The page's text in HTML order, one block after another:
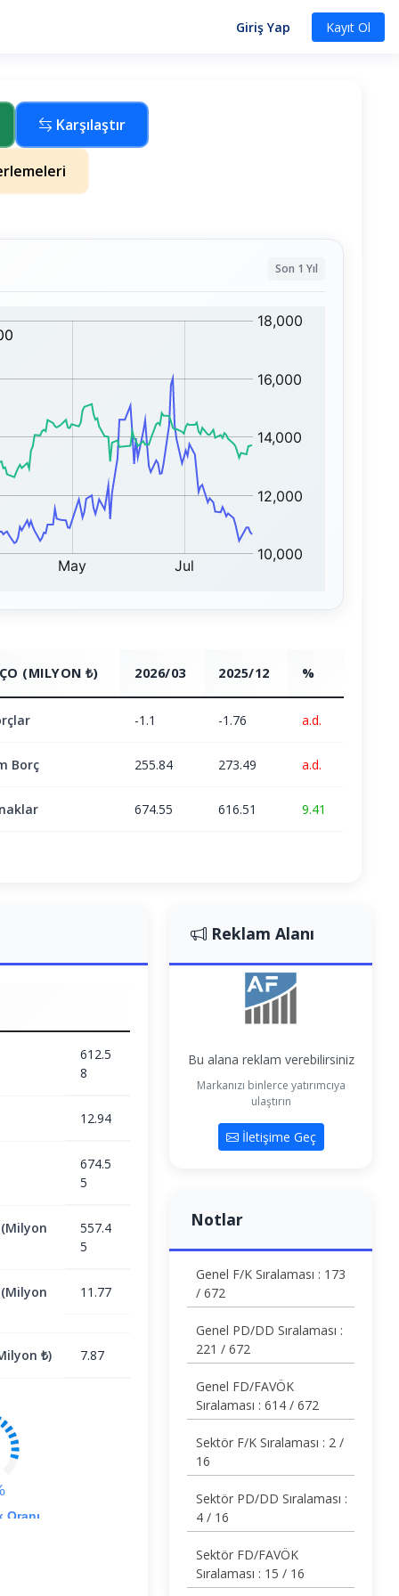
Giriş Yap Kayıt Ol
Karşılaştır
Son 1 Yıl
(MILYON ₺) 2026/03 2025/12 %
-1.1 -1.76 a.d.
Borç 255.84 273.49 a.d.
674.55 616.51 9.41
612.5
8
12.94
674.5
5
(Milyon
557.4
5
(Milyon
11.77
₺) 7.87
Oranı
Reklam Alanı
Bu alana reklam verebilirsiniz
Markanızı binlerce yatırımcıya
ulaştırın
İletişime Geç
Notlar
Genel F/K Sıralaması : 173
/ 672
Genel PD/DD Sıralaması :
221 / 672
Genel FD/FAVÖK
Sıralaması : 614 / 672
Sektör F/K Sıralaması : 2 /
16
Sektör PD/DD Sıralaması :
4 / 16
Sektör FD/FAVÖK
Sıralaması : 15 / 16